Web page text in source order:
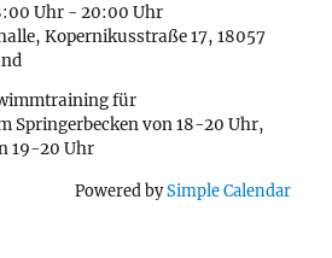
Uhr -20:00 Uhr
Kopernikusstraße 17, 18057
für
Springerbecken von 18-20 Uhr,
19-20 Uhr
Powered bySimple Calendar